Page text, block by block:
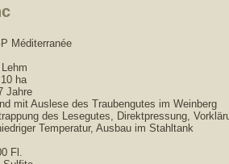
Méditerranée
ha
Jahre
mit Auslese des Traubengutes im Weinberg
des Lesegutes, Direktpressung,
Temperatur, Ausbau im Stahltank
Fl.